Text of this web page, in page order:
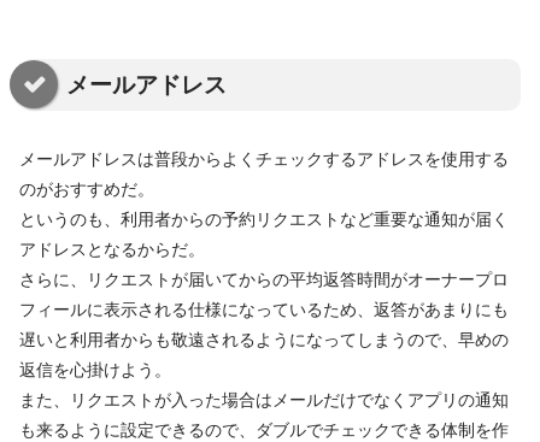
メールアドレス
メールアドレスは普段からよくチェックするアドレスを使用する
のがおすすめだ。
というのも、利用者からの予約リクエストなど重要な通知が届く
アドレスとなるからだ。
さらに、リクエストが届いてからの平均返答時間がオーナープロ
フィールに表示される仕様になっているため、返答があまりにも
遅いと利用者からも敬遠されるようになってしまうので、早めの
返信を心掛けよう。
また、リクエストが入った場合はメールだけでなくアプリの通知
も来るように設定できるので、ダブルでチェックできる体制を作